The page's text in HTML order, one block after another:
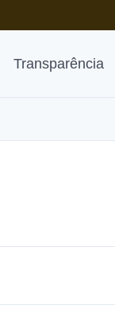
Transparência